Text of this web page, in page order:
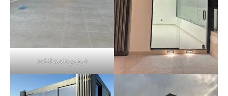
غرف زجاجية الباحة